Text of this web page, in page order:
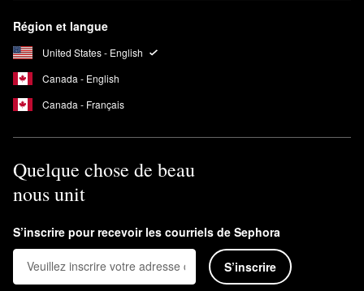
Région et langue
United States - English
Canada - English
Canada - Français
Quelque chose de beau
nous unit
S’inscrire pour recevoir les courriels de Sephora
S’inscrire